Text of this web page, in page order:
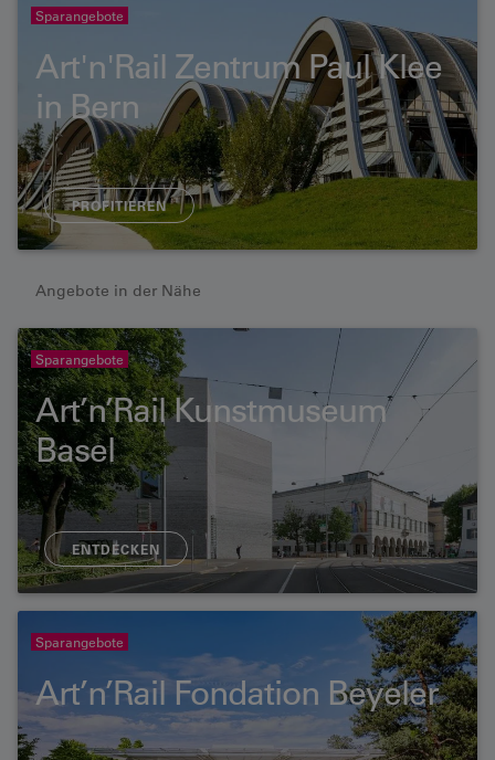
Sparangebote
Art'n'Rail Zentrum Paul Klee
in Bern
PROFITIEREN
Angebote in der Nähe
Sparangebote
Art’n’Rail Kunstmuseum
Basel
ENTDECKEN
Sparangebote
Art’n’Rail Fondation Beyeler